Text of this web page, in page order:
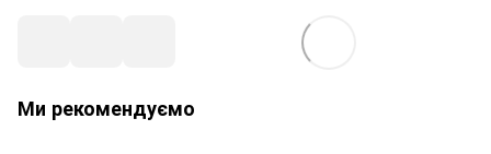
Ми рекомендуємо